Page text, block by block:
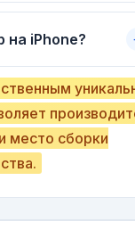
на iPhone?
место сборки